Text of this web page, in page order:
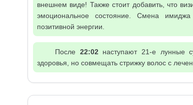
внешнем виде! Также стоит добавить, что
эмоциональное состояние. Смена
позитивной энергии.
После 22:02наступают 21-е лунные
здоровья, но совмещать стрижку волос с